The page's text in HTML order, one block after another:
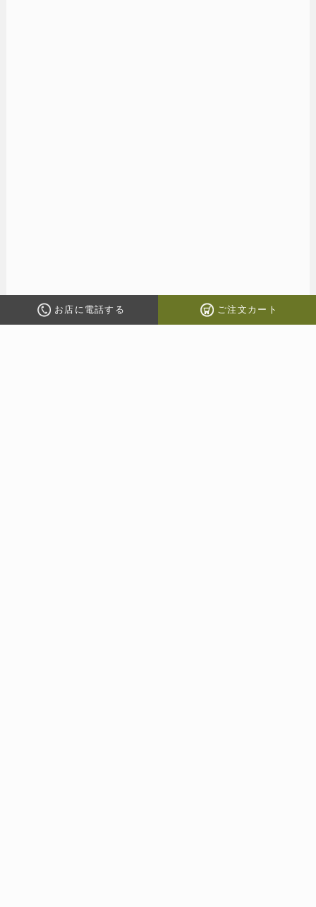
お店に電話する ご注文カート